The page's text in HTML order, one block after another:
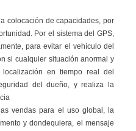
colocación de capacidades, por
Por el sistema del GPS,
para evitar el vehículo del
si cualquier situación anormal y
en tiempo real del
del dueño, y realiza la
vendas para el uso global, la
y dondequiera, el mensaje